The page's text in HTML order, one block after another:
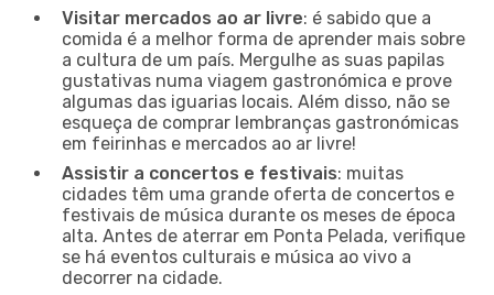
Visitar mercados ao ar livre: é sabido que a
comida é a melhor forma de aprender mais sobre
a cultura de um país. Mergulhe as suas papilas
gustativas numa viagem gastronómica e prove
algumas das iguarias locais. Além disso, não se
esqueça de comprar lembranças gastronómicas
em feirinhas e mercados ao ar livre!
Assistir a concertos e festivais: muitas
cidades têm uma grande oferta de concertos e
festivais de música durante os meses de época
alta. Antes de aterrar em Ponta Pelada, verifique
se há eventos culturais e música ao vivo a
decorrer na cidade.